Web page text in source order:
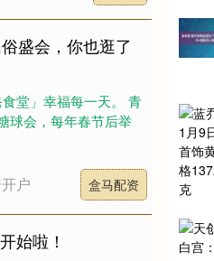
盛会，你也逛了
堂」幸福每一天。 青
球会，每年春节后举
户 盒马配资
始啦！